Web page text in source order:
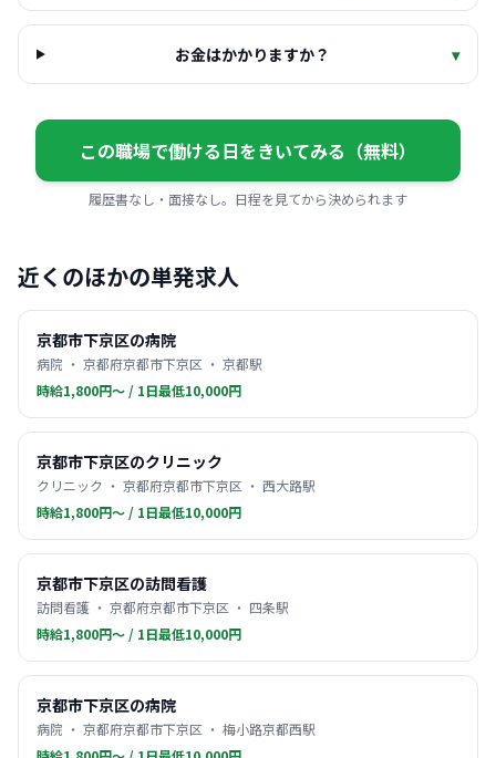
お金はかかりますか？ ▾
この職場で働ける日をきいてみる（無料）
履歴書なし・面接なし。日程を見てから決められます
近くのほかの単発求人
京都市下京区の病院
病院 ・ 京都府京都市下京区 ・ 京都駅
時給1,800円〜 / 1日最低10,000円
京都市下京区のクリニック
クリニック ・ 京都府京都市下京区 ・ 西大路駅
時給1,800円〜 / 1日最低10,000円
京都市下京区の訪問看護
訪問看護 ・ 京都府京都市下京区 ・ 四条駅
時給1,800円〜 / 1日最低10,000円
京都市下京区の病院
病院 ・ 京都府京都市下京区 ・ 梅小路京都西駅